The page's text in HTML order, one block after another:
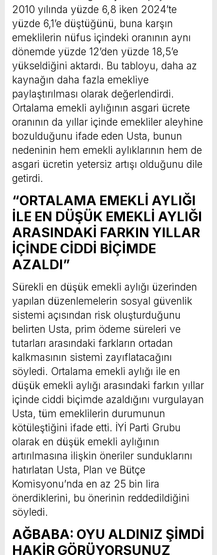
2010 yılında yüzde 6,8 iken 2024’te
yüzde 6,1’e düştüğünü, buna karşın
emeklilerin nüfus içindeki oranının aynı
dönemde yüzde 12’den yüzde 18,5’e
yükseldiğini aktardı. Bu tabloyu, daha az
kaynağın daha fazla emekliye
paylaştırılması olarak değerlendirdi.
Ortalama emekli aylığının asgari ücrete
oranının da yıllar içinde emekliler aleyhine
bozulduğunu ifade eden Usta, bunun
nedeninin hem emekli aylıklarının hem de
asgari ücretin yetersiz artışı olduğunu dile
getirdi.
“ORTALAMA EMEKLİ AYLIĞI
İLE EN DÜŞÜK EMEKLİ AYLIĞI
ARASINDAKİ FARKIN YILLAR
İÇİNDE CİDDİ BİÇİMDE
AZALDI”
Sürekli en düşük emekli aylığı üzerinden
yapılan düzenlemelerin sosyal güvenlik
sistemi açısından risk oluşturduğunu
belirten Usta, prim ödeme süreleri ve
tutarları arasındaki farkların ortadan
kalkmasının sistemi zayıflatacağını
söyledi. Ortalama emekli aylığı ile en
düşük emekli aylığı arasındaki farkın yıllar
içinde ciddi biçimde azaldığını vurgulayan
Usta, tüm emeklilerin durumunun
kötüleştiğini ifade etti. İYİ Parti Grubu
olarak en düşük emekli aylığının
artırılmasına ilişkin öneriler sunduklarını
hatırlatan Usta, Plan ve Bütçe
Komisyonu’nda en az 25 bin lira
önerdiklerini, bu önerinin reddedildiğini
söyledi.
AĞBABA: OYU ALDINIZ ŞİMDİ
HAKİR GÖRÜYORSUNUZ